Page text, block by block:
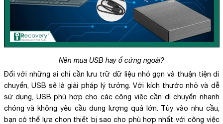
Nên mua USB hay ổ cứng ngoài?
Đối với những ai chỉ cần lưu trữ dữ liệu nhỏ gọn và thuận tiện di
chuyển, USB sẽ là giải pháp lý tưởng. Với kích thước nhỏ và dễ
sử dụng, USB phù hợp cho các công việc cần di chuyển nhanh
chóng và không yêu cầu dung lượng quá lớn. Tùy vào nhu cầu,
bạn có thể lựa chọn thiết bị sao cho phù hợp nhất với công việc